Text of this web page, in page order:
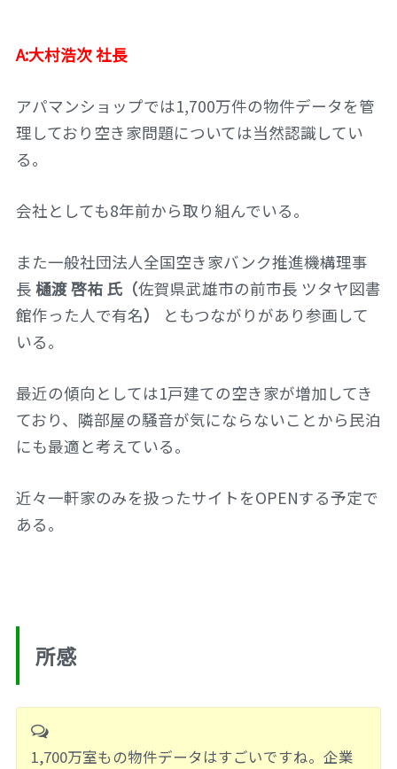
A:大村浩次 社長
アパマンショップでは1,700万件の物件データを管
理しており空き家問題については当然認識してい
る。
会社としても8年前から取り組んでいる。
また一般社団法人全国空き家バンク推進機構理事
長 樋渡 啓祐 氏（佐賀県武雄市の前市長 ツタヤ図書
館作った人で有名）
ともつながりがあり参画して
いる。
最近の傾向としては1戸建ての空き家が増加してき
ており、隣部屋の騒音が気にならないことから民泊
にも最適と考えている。
近々一軒家のみを扱ったサイトをOPENする予定で
ある。
所感
1,700万室もの物件データはすごいですね。企業